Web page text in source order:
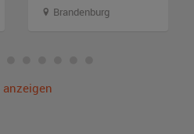
Brandenburg